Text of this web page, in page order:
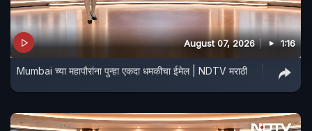
August 07, 2026 1:16
Mumbai च्या महापौरांना पुन्हा एकदा धमकीचा ईमेल | NDTV मराठी